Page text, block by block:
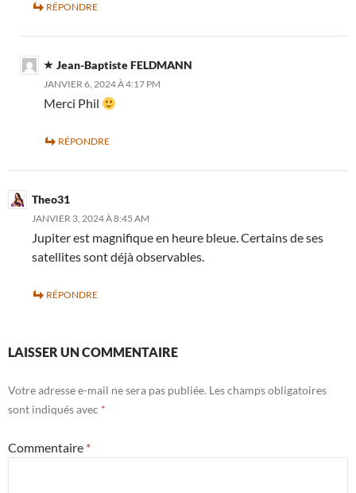
RÉPONDRE
Jean-Baptiste FELDMANN
JANVIER 6, 2024 À 4:17 PM
Merci Phil
RÉPONDRE
Theo31
JANVIER 3, 2024 À 8:45 AM
Jupiter est magnifique en heure bleue. Certains de ses
satellites sont déjà observables.
RÉPONDRE
LAISSER UN COMMENTAIRE
Votre adresse e-mail ne sera pas publiée. Les champs obligatoires
sont indiqués avec *
Commentaire *